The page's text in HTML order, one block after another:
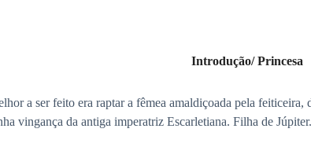
Introdução/ Princesa
a ser feito era raptar a fêmea amaldiçoada pela
vingança da antiga imperatriz Escarletiana. Filha de Júpiter.